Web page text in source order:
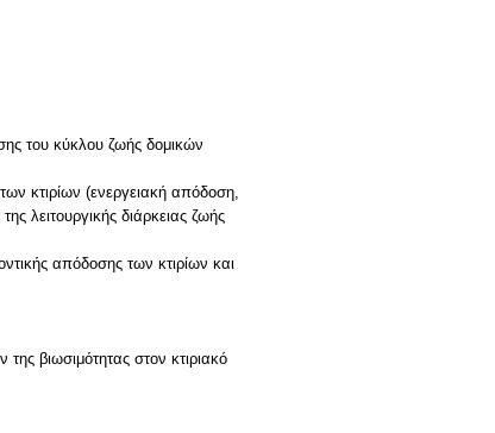
του κύκλου ζωής δομικών
κτιρίων (ενεργειακή απόδοση,
λειτουργικής διάρκειας ζωής
απόδοσης των κτιρίων και
βιωσιμότητας στον κτιριακό